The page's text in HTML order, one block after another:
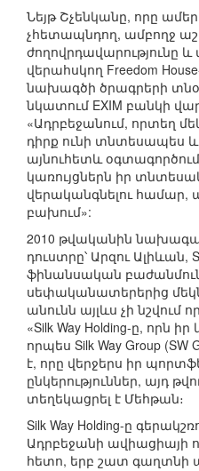
Նեյթ Շչենկանը, որը
չհետապնդող, ամբողջ
ժողովրդավարությունը և
վերահսկող Freedom
նախագծի ծրագրերի
նկատում EXIM բանկի
«Ադրբեջանում, որտեղ
դիրք ունի տնտեսապես
այնուհետև
կառույցներն իր
վերականգնելու համար,
բախում»:
2010 թվականին
դուստրը՝ Արզու Ալիևան,
ֆինանսական
սեփականատերերից
անունն այլևս չի
«Silk Way Holding-ը, որն
որպես Silk Way Group
է, որը վերջերս իր
ընկերություններ, այդ
տեղեկացրել է Մեհթան։
Silk Way Holding-ը
Ադրբեջանի ավիացիայի
հետո, երբ շատ գաղտնի